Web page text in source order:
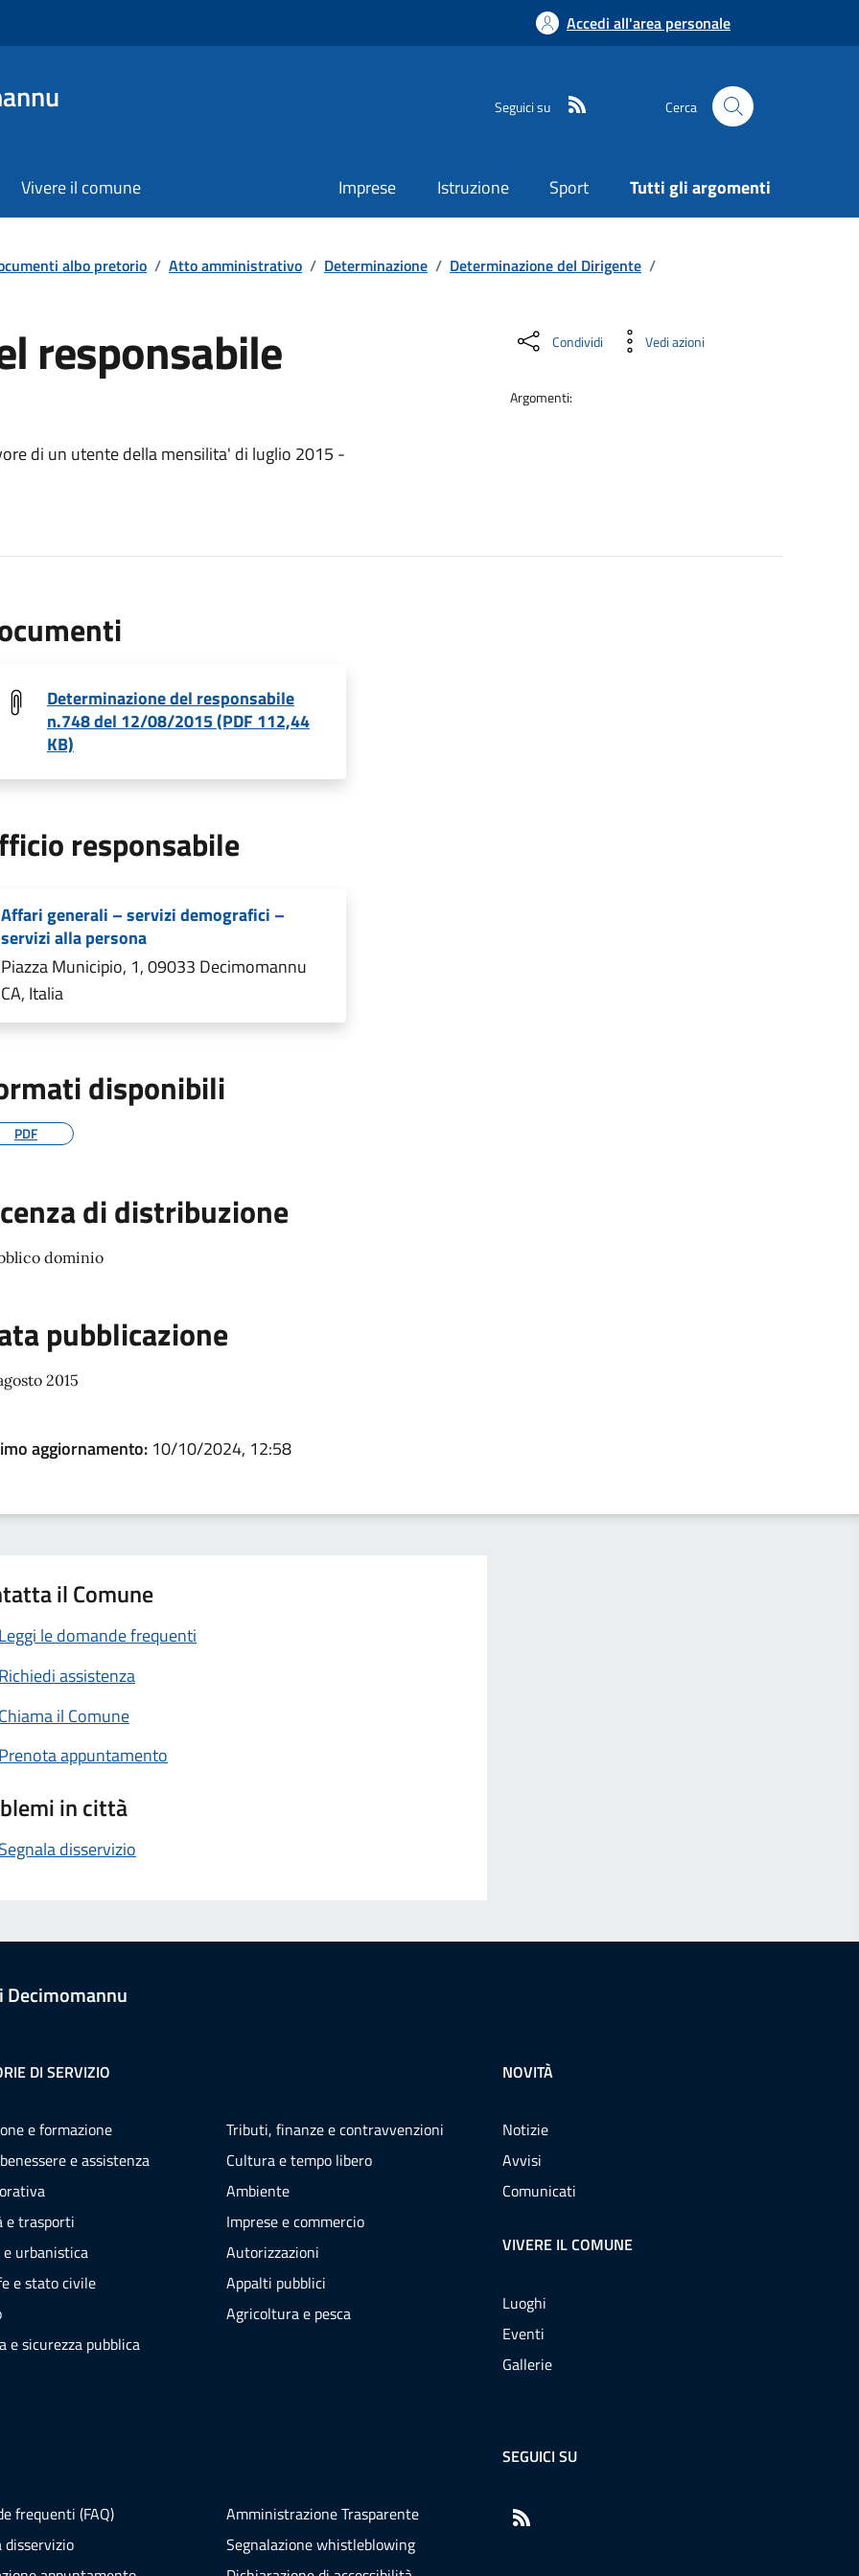
Accedi all'area personale
Seguici su Cerca
Vivere il comune Imprese Istruzione Sport Tutti gli argomenti
albo pretorio / Atto amministrativo / Determinazione / Determinazione del Dirigente /
responsabile
di un utente della mensilita' di luglio 2015 -
Condividi Vedi azioni
Argomenti:
Determinazione del responsabile
n.748 del 12/08/2015 (PDF 112,44
KB)
responsabile
Affari generali – servizi demografici –
servizi alla persona
Piazza Municipio, 1, 09033 Decimomannu
CA, Italia
disponibili
PDF
di distribuzione
dominio
pubblicazione
2015
aggiornamento: 10/10/2024, 12:58
il Comune
Leggi le domande frequenti
Richiedi assistenza
Chiama il Comune
Prenota appuntamento
in città
Segnala disservizio
Decimomannu
DI SERVIZIO
e formazione
e assistenza
e trasporti
e urbanistica
e stato civile
e sicurezza pubblica
Tributi, finanze e contravvenzioni
Cultura e tempo libero
Ambiente
Imprese e commercio
Autorizzazioni
Appalti pubblici
Agricoltura e pesca
NOVITÀ
Notizie
Avvisi
Comunicati
VIVERE IL COMUNE
Luoghi
Eventi
Gallerie
frequenti (FAQ)
disservizio
Amministrazione Trasparente
Segnalazione whistleblowing
SEGUICI SU